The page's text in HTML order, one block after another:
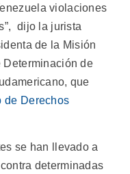
violaciones
dijo la jurista
de la Misión
Determinación de
que
de Derechos
se han llevado a
determinadas